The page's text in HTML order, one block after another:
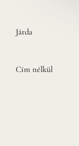
Járda
Cím nélkül